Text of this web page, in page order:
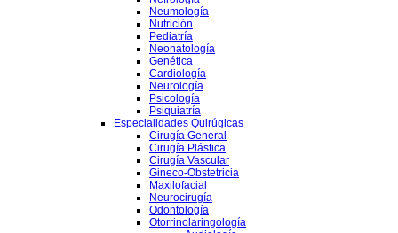
Neumología
Nutrición
Pediatría
Neonatología
Genética
Cardiología
Neurología
Psicología
Psiquiatría
Especialidades Quirúgicas
Cirugía General
Cirugía Plástica
Cirugía Vascular
Gineco-Obstetricia
Maxilofacial
Neurocirugía
Odontología
Otorrinolaringología